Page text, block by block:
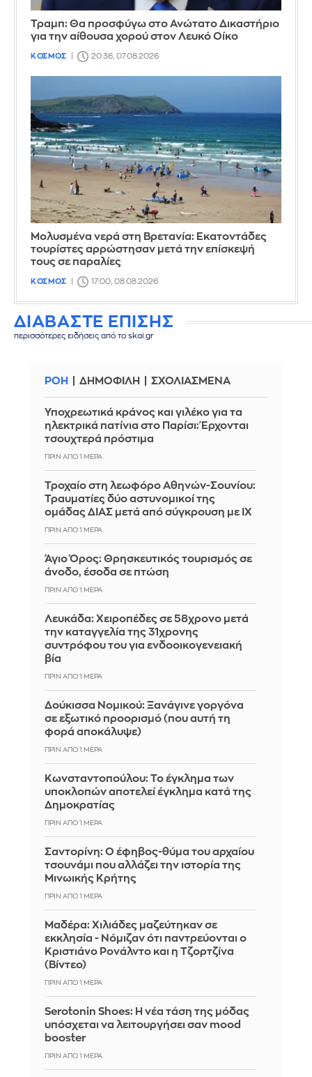
Τραμπ: Θα προσφύγω στο Ανώτατο Δικαστήριο
για την αίθουσα χορού στον Λευκό Οίκο
ΚΟΣΜΟΣ 20:36, 07.08.2026
Μολυσμένα νερά στη Βρετανία: Εκατοντάδες
τουρίστες αρρώστησαν μετά την επίσκεψή
τους σε παραλίες
ΚΟΣΜΟΣ 17:00, 08.08.2026
ΔΙΑΒΑΣΤΕ ΕΠΙΣΗΣ
περισσότερες ειδήσεις από το skai.gr
ΡΟΗ ΔΗΜΟΦΙΛΗ ΣΧΟΛΙΑΣΜΕΝΑ
Υποχρεωτικά κράνος και γιλέκο για τα
ηλεκτρικά πατίνια στο Παρίσι: Έρχονται
τσουχτερά πρόστιμα
ΠΡΙΝ ΑΠΌ 1 ΜΈΡΑ
Τροχαίο στη λεωφόρο Αθηνών-Σουνίου:
Τραυματίες δύο αστυνομικοί της
ομάδας ΔΙΑΣ μετά από σύγκρουση με ΙΧ
ΠΡΙΝ ΑΠΌ 1 ΜΈΡΑ
Άγιο Όρος: Θρησκευτικός τουρισμός σε
άνοδο, έσοδα σε πτώση
ΠΡΙΝ ΑΠΌ 1 ΜΈΡΑ
Λευκάδα: Χειροπέδες σε 58χρονο μετά
την καταγγελία της 31χρονης
συντρόφου του για ενδοοικογενειακή
βία
ΠΡΙΝ ΑΠΌ 1 ΜΈΡΑ
Δούκισσα Νομικού: Ξανάγινε γοργόνα
σε εξωτικό προορισμό (που αυτή τη
φορά αποκάλυψε)
ΠΡΙΝ ΑΠΌ 1 ΜΈΡΑ
Κωνσταντοπούλου: Το έγκλημα των
υποκλοπών αποτελεί έγκλημα κατά της
Δημοκρατίας
ΠΡΙΝ ΑΠΌ 1 ΜΈΡΑ
Σαντορίνη: Ο έφηβος-θύμα του αρχαίου
τσουνάμι που αλλάζει την ιστορία της
Μινωικής Κρήτης
ΠΡΙΝ ΑΠΌ 1 ΜΈΡΑ
Μαδέρα: Χιλιάδες μαζεύτηκαν σε
εκκλησία - Νόμιζαν ότι παντρεύονται ο
Κριστιάνο Ρονάλντο και η Τζορτζίνα
(Βίντεο)
ΠΡΙΝ ΑΠΌ 1 ΜΈΡΑ
Serotonin Shoes: Η νέα τάση της μόδας
υπόσχεται να λειτουργήσει σαν mood
booster
ΠΡΙΝ ΑΠΌ 1 ΜΈΡΑ